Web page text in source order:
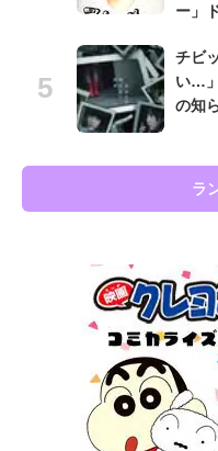
ー」
チビ
い…
の知
ラ